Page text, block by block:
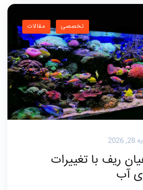
تخصصی مقالات
ریف با تغییرات
آب